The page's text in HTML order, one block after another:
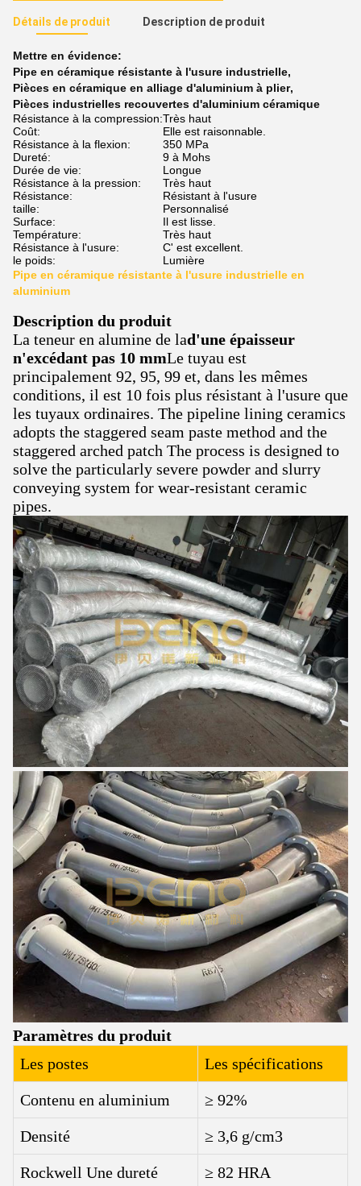
Détails de produit Description de produit
Mettre en évidence:
Pipe en céramique résistante à l'usure industrielle,
Pièces en céramique en alliage d'aluminium à plier,
Pièces industrielles recouvertes d'aluminium céramique
Résistance à la compression:Très haut
Coût:
Elle est raisonnable.
Résistance à la flexion:
350 MPa
Dureté:
9 à Mohs
Durée de vie:
Longue
Résistance à la pression:
Très haut
Résistance:
Résistant à l'usure
taille:
Personnalisé
Surface:
Il est lisse.
Température:
Très haut
Résistance à l'usure:
C' est excellent.
le poids:
Lumière
Pipe en céramique résistante à l'usure industrielle en
aluminium
Description du produit
La teneur en alumine de lad'une épaisseur
n'excédant pas 10 mmLe tuyau est
principalement 92, 95, 99 et, dans les mêmes
conditions, il est 10 fois plus résistant à l'usure que
les tuyaux ordinaires. The pipeline lining ceramics
adopts the staggered seam paste method and the
staggered arched patch The process is designed to
solve the particularly severe powder and slurry
conveying system for wear-resistant ceramic
pipes.
Paramètres du produit
Les postes
Les spécifications
Contenu en aluminium ≥ 92%
Densité ≥ 3,6 g/cm3
Rockwell Une dureté ≥ 82 HRA